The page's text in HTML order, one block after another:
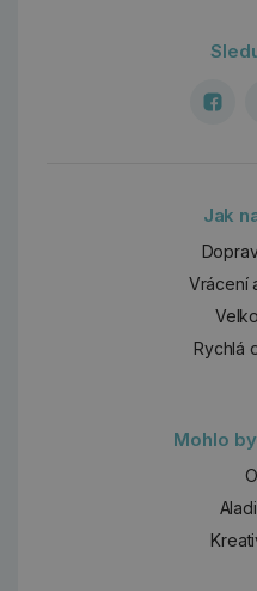
Jak
Vrácení
Rychlá
Mohlo